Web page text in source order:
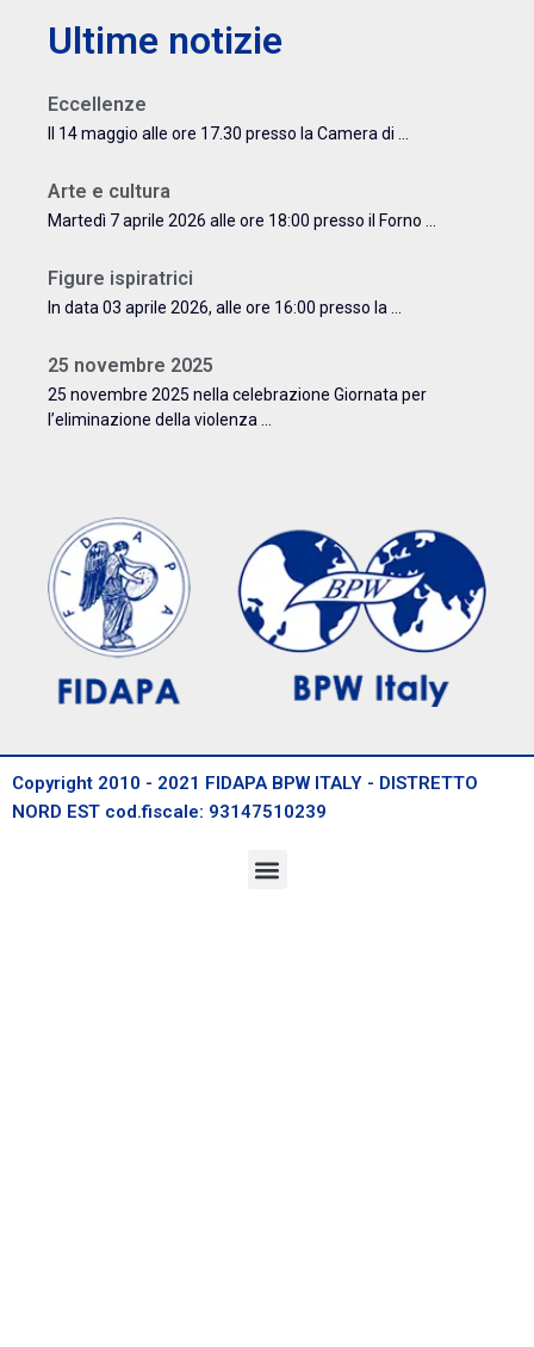
Ultime notizie
Eccellenze
Il 14 maggio alle ore 17.30 presso la Camera di ...
Arte e cultura
Martedì 7 aprile 2026 alle ore 18:00 presso il Forno ...
Figure ispiratrici
In data 03 aprile 2026, alle ore 16:00 presso la ...
25 novembre 2025
25 novembre 2025 nella celebrazione Giornata per
l’eliminazione della violenza ...
Copyright 2010 - 2021 FIDAPA BPW ITALY - DISTRETTO
NORD EST cod.fiscale: 93147510239